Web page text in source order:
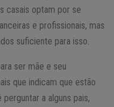
casais optam por se
e profissionais, mas
suficiente para isso.
ser mãe e seu
que indicam que estão
a alguns pais,